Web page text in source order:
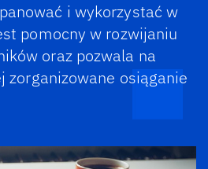
i wykorzystać w
pomocny w rozwijaniu
oraz pozwala na
zorganizowane osiąganie